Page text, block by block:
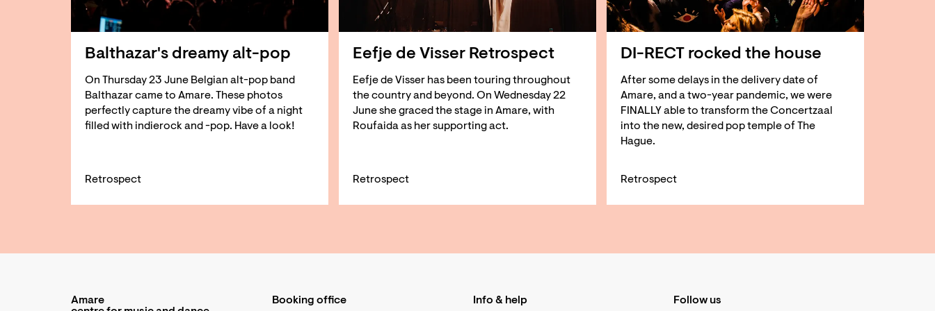
Balthazar's dreamy alt-pop
On Thursday 23 June Belgian alt-pop band
Balthazar came to Amare. These photos
perfectly capture the dreamy vibe of a night
filled with indierock and -pop. Have a look!
Retrospect
Eefje de Visser Retrospect
Eefje de Visser has been touring throughout
the country and beyond. On Wednesday 22
June she graced the stage in Amare, with
Roufaida as her supporting act.
Retrospect
DI-RECT rocked the house
After some delays in the delivery date of
Amare, and a two-year pandemic, we were
FINALLY able to transform the Concertzaal
into the new, desired pop temple of The
Hague.
Retrospect
Amare
Booking office Info & help Follow us